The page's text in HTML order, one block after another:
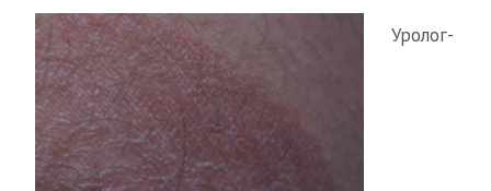
Уролог-